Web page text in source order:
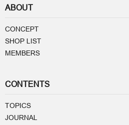
ABOUT
CONCEPT
SHOP LIST
MEMBERS
CONTENTS
TOPICS
JOURNAL